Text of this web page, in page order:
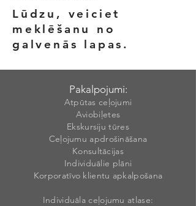
Lūdzu, veiciet
meklēšanu no
galvenās lapas.
Pakalpojumi:
Atpūtas ceļojumi
Aviobiļetes
Ekskursiju tūres
Ceļojumu apdrošināšana
Konsultācijas
Individuālie plāni
Korporatīvo klientu apkalpošana
Individuāla ceļojumu atlase: